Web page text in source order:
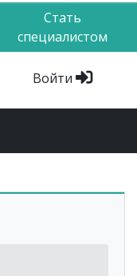
Стать
специалистом
Войти